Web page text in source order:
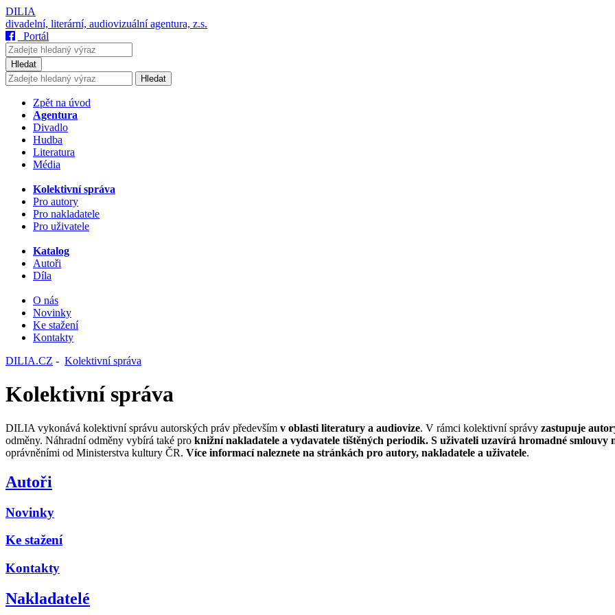
DILIA
divadelní, literární, audiovizuální agentura, z.s.
Portál
Hledat
Hledat
Zpět na úvod
Agentura
Divadlo
Hudba
Literatura
Média
Kolektivní správa
Pro autory
Pro nakladatele
Pro uživatele
Katalog
Autoři
Díla
O nás
Novinky
Ke stažení
Kontakty
DILIA.CZ - Kolektivní správa
Kolektivní správa
DILIA vykonává kolektivní správu autorských práv především v oblasti literatury a audiovize. V rámci kolektivní správy zastupuje
odměny. Náhradní odměny vybírá také pro knižní nakladatele a vydavatele tištěných periodik. S uživateli uzavírá hromadné smlouvy
oprávněními od Ministerstva kultury ČR. Více informací naleznete na stránkách pro autory, nakladatele a uživatele.
Autoři
Novinky
Ke stažení
Kontakty
Nakladatelé